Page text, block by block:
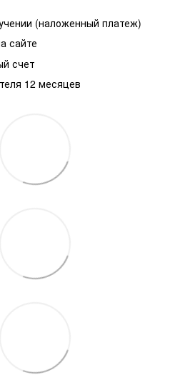
(наложенный платеж)
сайте
счет
12 месяцев